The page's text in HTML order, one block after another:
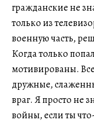
гражданские не
только из
военную часть,
Когда только
мотивированы.
дружные,
враг. Я просто не
войны, если ты